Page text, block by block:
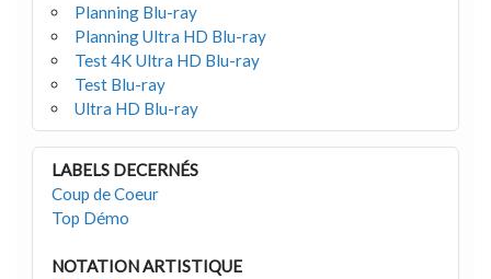
Planning Blu-ray
Planning Ultra HD Blu-ray
Test 4K Ultra HD Blu-ray
Test Blu-ray
Ultra HD Blu-ray
LABELS DECERNÉS
Coup de Coeur
Top Démo
NOTATION ARTISTIQUE